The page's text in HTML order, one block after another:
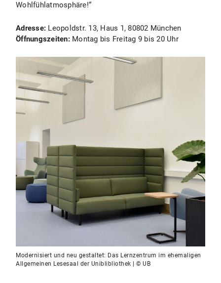
Wohlfühlatmosphäre!“
Adresse: Leopoldstr. 13, Haus 1, 80802 München
Öffnungszeiten:Montag bis Freitag 9 bis 20 Uhr
Modernisiert und neu gestaltet: Das Lernzentrum im ehemaligen
Allgemeinen Lesesaal der Uniblibliothek | © UB